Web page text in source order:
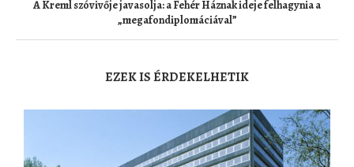
A Kreml szóvivője javasolja: a Fehér Háznak ideje felhagynia a
„megafondiplomáciával”
EZEK IS ÉRDEKELHETIK